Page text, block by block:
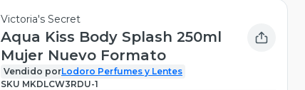
Victoria's Secret
Aqua Kiss Body Splash 250ml
Mujer Nuevo Formato
Vendido porLodoro Perfumes y Lentes
SKU MKDLCW3RDU-1